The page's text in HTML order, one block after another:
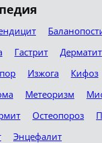
Гастрит
Дерматит
Изжога
Кифоз
Метеоризм
Остеопороз
Энцефалит